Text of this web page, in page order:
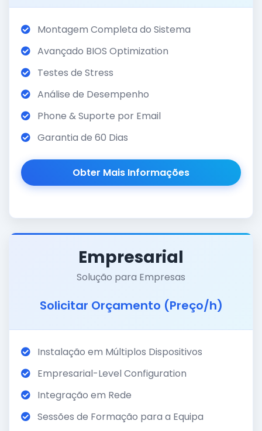
Montagem Completa do Sistema
Avançado BIOS Optimization
Testes de Stress
Análise de Desempenho
Phone & Suporte por Email
Garantia de 60 Dias
Obter Mais Informações
Empresarial
Solução para Empresas
Solicitar Orçamento (Preço/h)
Instalação em Múltiplos Dispositivos
Empresarial-Level Configuration
Integração em Rede
Sessões de Formação para a Equipa